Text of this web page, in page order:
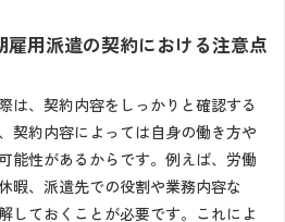
雇用派遣の契約における注意点
は、契約内容をしっかりと確認する
契約内容によっては自身の働き方や
能性があるからです。例えば、労働
暇、派遣先での役割や業務内容な
しておくことが必要です。これによ